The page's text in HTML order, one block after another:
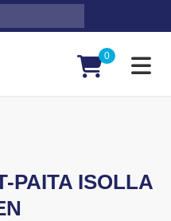
0
PAITA ISOLLA